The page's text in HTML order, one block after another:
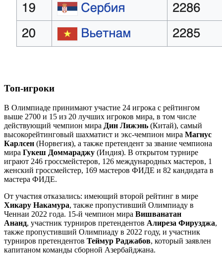
Топ-игроки
В Олимпиаде принимают участие 24 игрока с рейтингом
выше 2700 и 15 из 20 лучших игроков мира, в том числе
действующий чемпион мира Дин Лижэнь (Китай), самый
высокорейтинговый шахматист и экс-чемпион мира Магнус
Карлсен (Норвегия), а также претендент за звание чемпиона
мира Гукеш Доммараджу (Индия). В открытом турнире
играют 246 гроссмейстеров, 126 международных мастеров, 1
женский гроссмейстер, 169 мастеров ФИДЕ и 82 кандидата в
мастера ФИДЕ.
От участия отказались: имеющий второй рейтинг в мире
Хикару Накамура, также пропустивший Олимпиаду в
Ченнаи 2022 года. 15-й чемпион мира Вишванатан
Ананд, участник турниров претендентов Алиреза Фирузджа,
также пропустивший Олимпиаду в 2022 году, и участник
турниров претендентов Теймур Раджабов, который заявлен
капитаном команды сборной Азербайджана.